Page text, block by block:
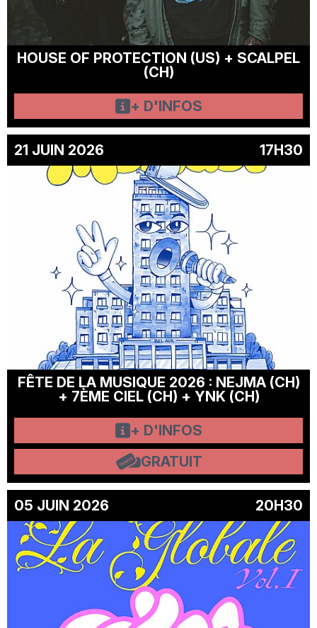
HOUSE OF PROTECTION (US) + SCALPEL
(CH)
+ D'INFOS
21 JUIN 2026 17H30
FÊTE DE LA MUSIQUE 2026 : NEJMA (CH)
+ 7ÈME CIEL (CH) + YNK (CH)
+ D'INFOS
GRATUIT
05 JUIN 2026 20H30